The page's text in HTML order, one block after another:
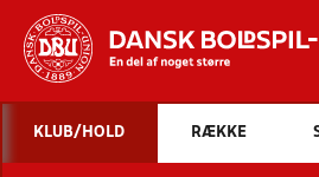
KLUB/HOLD RÆKKE